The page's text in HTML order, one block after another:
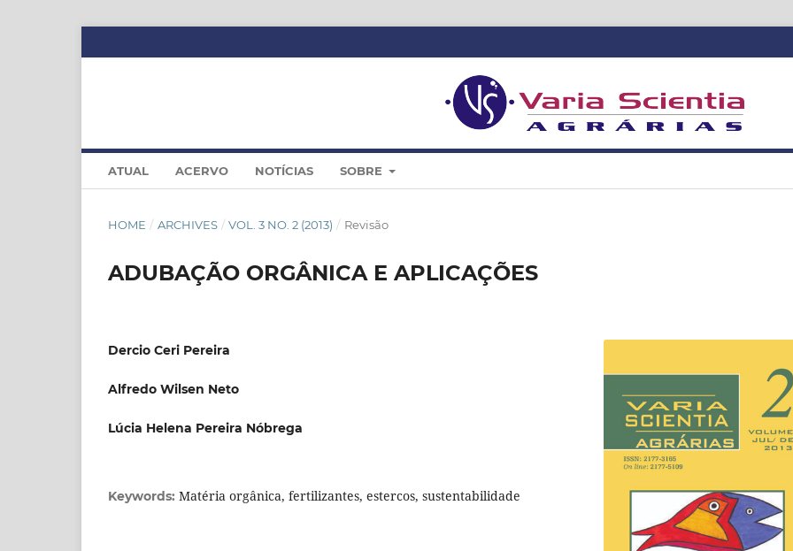
ATUAL ACERVO NOTÍCIAS SOBRE
HOME / ARCHIVES / VOL. 3 NO. 2 (2013) / Revisão
ADUBAÇÃO ORGÂNICA E APLICAÇÕES
Dercio Ceri Pereira
Alfredo Wilsen Neto
Lúcia Helena Pereira Nóbrega
Keywords: Matéria orgânica, fertilizantes, estercos, sustentabilidade